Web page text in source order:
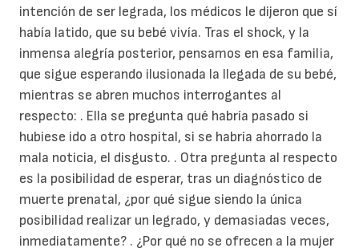
intención de ser legrada, los médicos le dijeron que sí
había latido, que su bebé vivía. Tras el shock, y la
inmensa alegría posterior, pensamos en esa familia,
que sigue esperando ilusionada la llegada de su bebé,
mientras se abren muchos interrogantes al
respecto: . Ella se pregunta qué habría pasado si
hubiese ido a otro hospital, si se habría ahorrado la
mala noticia, el disgusto. . Otra pregunta al respecto
es la posibilidad de esperar, tras un diagnóstico de
muerte prenatal, ¿por qué sigue siendo la única
posibilidad realizar un legrado, y demasiadas veces,
inmediatamente? . ¿Por qué no se ofrecen a la mujer